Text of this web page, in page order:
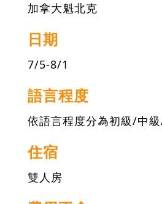
加拿大魁北克
日期
7/5-8/1
語言程度
依語言程度分為初級/中
住宿
雙人房